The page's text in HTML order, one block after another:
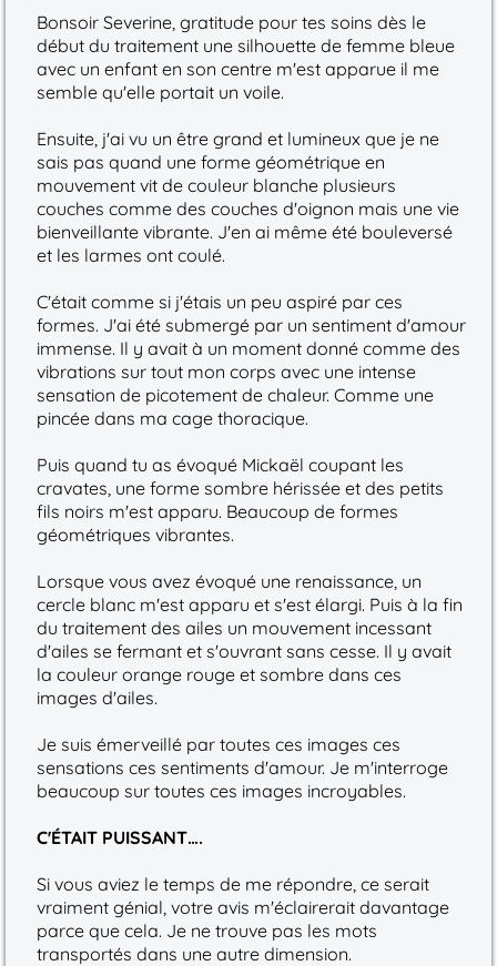
Bonsoir Severine, gratitude pour tes soins dès le
début du traitement une silhouette de femme bleue
avec un enfant en son centre m'est apparue il me
semble qu'elle portait un voile.
Ensuite, j'ai vu un être grand et lumineux que je ne
sais pas quand une forme géométrique en
mouvement vit de couleur blanche plusieurs
couches comme des couches d'oignon mais une vie
bienveillante vibrante. J'en ai même été bouleversé
et les larmes ont coulé.
C'était comme si j'étais un peu aspiré par ces
formes. J'ai été submergé par un sentiment d'amour
immense. Il y avait à un moment donné comme des
vibrations sur tout mon corps avec une intense
sensation de picotement de chaleur. Comme une
pincée dans ma cage thoracique.
Puis quand tu as évoqué Mickaël coupant les
cravates, une forme sombre hérissée et des petits
fils noirs m'est apparu. Beaucoup de formes
géométriques vibrantes.
Lorsque vous avez évoqué une renaissance, un
cercle blanc m'est apparu et s'est élargi. Puis à la fin
du traitement des ailes un mouvement incessant
d'ailes se fermant et s'ouvrant sans cesse. Il y avait
la couleur orange rouge et sombre dans ces
images d'ailes.
Je suis émerveillé par toutes ces images ces
sensations ces sentiments d'amour. Je m'interroge
beaucoup sur toutes ces images incroyables.
C'ÉTAIT PUISSANT….
Si vous aviez le temps de me répondre, ce serait
vraiment génial, votre avis m'éclairerait davantage
parce que cela. Je ne trouve pas les mots
transportés dans une autre dimension.